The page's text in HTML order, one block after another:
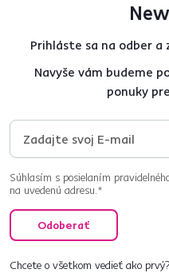
Prihláste sa na odber
Navyše vám budeme
ponuky
Súhlasím s posielaním
na uvedenú adresu.*
Odoberať
Chcete o všetkom vedieť ako